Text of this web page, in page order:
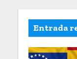
Entrada